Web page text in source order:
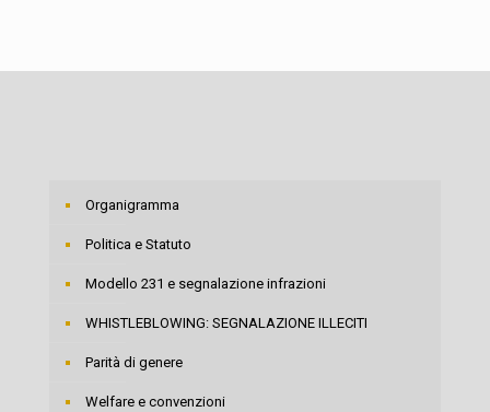
Organigramma
Politica e Statuto
Modello 231 e segnalazione infrazioni
WHISTLEBLOWING: SEGNALAZIONE ILLECITI
Parità di genere
Welfare e convenzioni